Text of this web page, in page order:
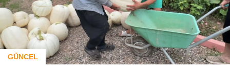
GÜNCEL